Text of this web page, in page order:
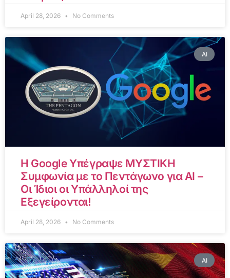
April 28, 2026 No Comments
AI
Η Google Υπέγραψε ΜΥΣΤΙΚΗ
Συμφωνία με το Πεντάγωνο για AI –
Οι Ίδιοι οι Υπάλληλοί της
Εξεγείρονται!
April 28, 2026 No Comments
AI